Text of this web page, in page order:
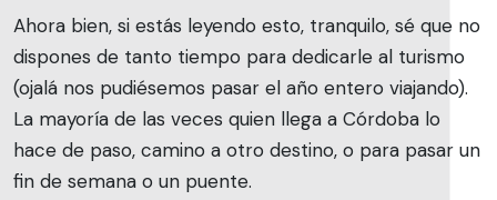
Ahora bien, si estás leyendo esto, tranquilo, sé que no
dispones de tanto tiempo para dedicarle al turismo
(ojalá nos pudiésemos pasar el año entero viajando).
La mayoría de las veces quien llega a Córdoba lo
hace de paso, camino a otro destino, o para pasar un
fin de semana o un puente.